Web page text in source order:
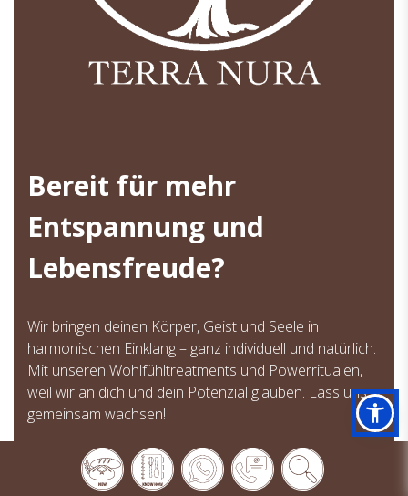
Bereit für mehr
Entspannung und
Lebensfreude?
Wir bringen deinen Körper, Geist und Seele in
harmonischen Einklang – ganz individuell und natürlich.
Mit unseren Wohlfühltreatments und Powerritualen,
weil wir an dich und dein Potenzial glauben. Lass uns
gemeinsam wachsen!
Mehr erfahren